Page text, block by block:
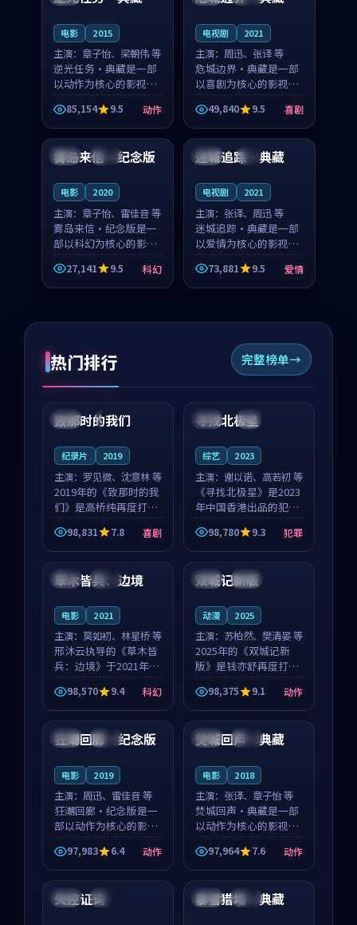
电影 2015
主演： 章子怡、梁朝伟 等
逆光任务·典藏是一部
以动作为核心的影视作
品，围绕危机、反转与
人物成长展开，整体节
奏紧凑，值得推荐观
看。
85,154 9.5 动作
电视剧 2021
主演： 周迅、张译 等
危城边界·典藏是一部
以喜剧为核心的影视作
品，围绕危机、反转与
人物成长展开，整体节
奏紧凑，值得推荐观
看。
49,840 9.5 喜剧
中国 院线
雾岛来信·纪念版
电影 2020
主演： 章子怡、雷佳音 等
雾岛来信·纪念版是一
部以科幻为核心的影视
作品，围绕危机、反转
与人物成长展开，整体
节奏紧凑，值得推荐观
27,141 9.5 科幻
日本 4K
迷城追踪·典藏
电视剧 2021
主演： 张译、周迅 等
迷城追踪·典藏是一部
以爱情为核心的影视作
品，围绕危机、反转与
人物成长展开，整体节
奏紧凑，值得推荐观
73,881 9.5 爱情
热门排行 完整榜单
中国 4K
99:22
致那时的我们
纪录片 2019
主演： 罗见微、沈意林 等
2019年的《致那时的我
们》是高桥纯再度打磨
的喜剧佳作。中国大陆
的取景与都市寓言的氛
围相互成就，罗见微与
沈意林的对手戏自然克
制，让整部影片在悬
98,831 7.8 喜剧
中国 4K
99:18
寻找北极星
综艺 2023
主演： 谢以诺、高若初 等
《寻找北极星》是2023
年中国香港出品的犯罪
新作，主创团队希望用
公路冒险的故事让观众
停下来想一想。谢以诺
领衔，高若初担任重要
角色，戚南柯的叙事
98,780 9.3 犯罪
泰国 独播
草木皆兵：边境
电影 2021
主演： 莫如初、林星桥 等
邢沐云执导的《草木皆
兵：边境》于2021年面
世，泰国的城市气质与
校园青春的人物心境共
同构筑了影片基调。莫
如初、林星桥用细腻的
表演撑起整部科幻电
98,570 9.4 科幻
中国 独播
双城记新版
动漫 2025
主演： 苏柏然、樊清晏 等
2025年的《双城记新
版》是钱亦舒再度打磨
的动作佳作。中国大陆
的取景与沙漠探险的氛
围相互成就，苏柏然与
樊清晏的对手戏自然克
制，让整部影片在悬念
98,375 9.1 动作
法国 完结
狂潮回廊·纪念版
电影 2019
主演： 周迅、雷佳音 等
狂潮回廊·纪念版是一
部以动作为核心的影视
作品，围绕危机、反转
与人物成长展开，整体
节奏紧凑，值得推荐观
看。
97,983 6.4 动作
日本 杜比
焚城回声·典藏
电影 2018
主演： 张译、章子怡 等
焚城回声·典藏是一部
以动作为核心的影视作
品，围绕危机、反转与
人物成长展开，整体节
奏紧凑，值得推荐观
看。
97,964 7.6 动作
泰国 杜比
失控证词 泰国 独播
暴雪猎场·典藏